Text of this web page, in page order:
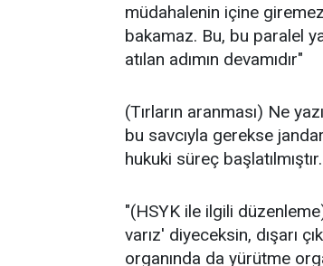
müdahalenin içine
bakamaz. Bu, bu paralel
atılan adımın devamıdır"
(Tırların aranması) Ne
bu savcıyla gerekse
hukuki süreç
"(HSYK ile ilgili
varız' diyeceksin, dışarı
organında da yürütme